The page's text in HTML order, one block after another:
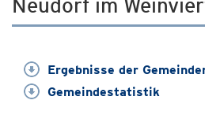
Neudorf im
Ergebnisse der
Gemeindestatistik